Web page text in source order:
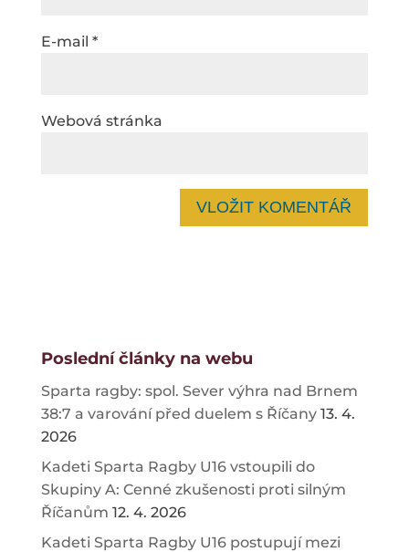
E-mail *
Webová stránka
Poslední články na webu
Sparta ragby: spol. Sever výhra nad Brnem
38:7 a varování před duelem s Říčany 13. 4.
2026
Kadeti Sparta Ragby U16 vstoupili do
Skupiny A: Cenné zkušenosti proti silným
Říčanům 12. 4. 2026
Kadeti Sparta Ragby U16 postupují mezi